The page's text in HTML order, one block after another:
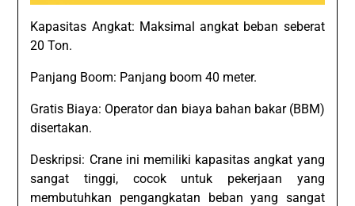
Kapasitas Angkat: Maksimal angkat beban seberat
20 Ton.
Panjang Boom: Panjang boom 40 meter.
Gratis Biaya: Operator dan biaya bahan bakar (BBM)
disertakan.
Deskripsi: Crane ini memiliki kapasitas angkat yang
sangat tinggi, cocok untuk pekerjaan yang
membutuhkan pengangkatan beban yang sangat